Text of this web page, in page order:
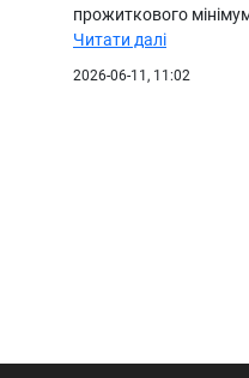
прожиткового
Читати далі
2026-06-11, 11:02